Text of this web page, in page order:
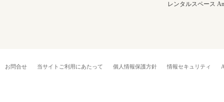
レンタルスペース
お問合せ 当サイトご利用にあたって 個人情報保護方針 情報セキュリティ